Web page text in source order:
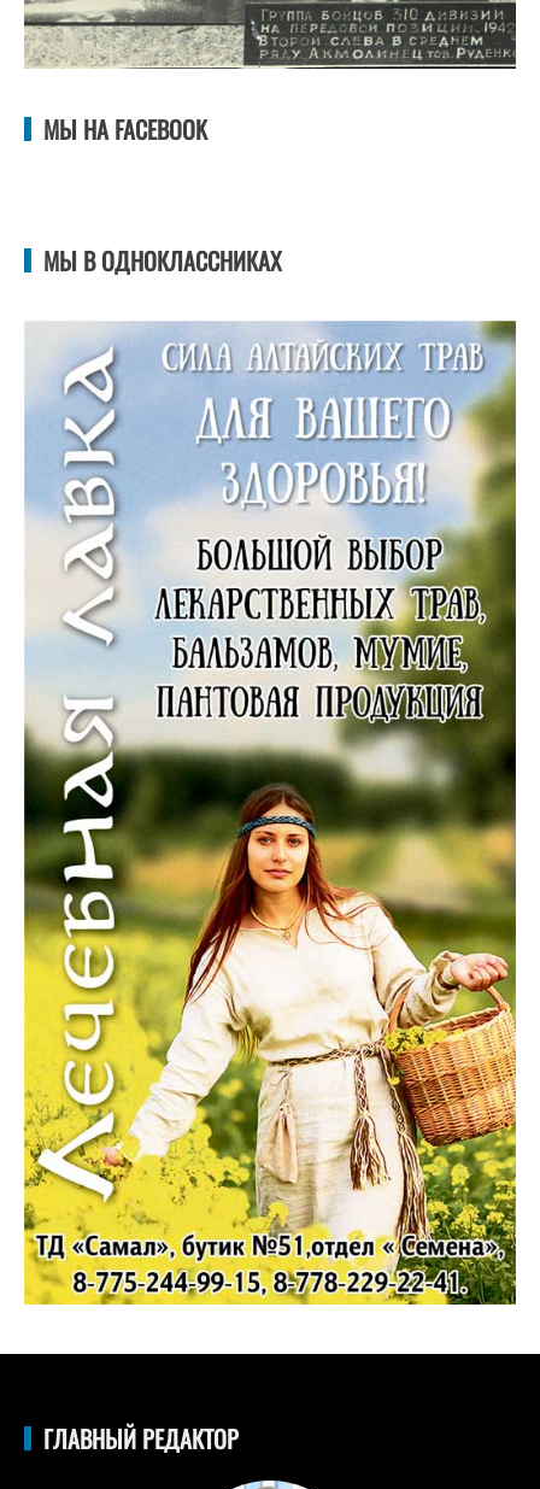
МЫ НА FACEBOOK
МЫ В ОДНОКЛАССНИКАХ
ГЛАВНЫЙ РЕДАКТОР